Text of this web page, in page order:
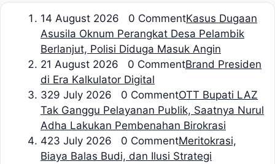
14 August 2026 0 CommentKasus Dugaan
Asusila Oknum Perangkat Desa Pelambik
Berlanjut, Polisi Diduga Masuk Angin
21 August 2026 0 CommentBrand Presiden
di Era Kalkulator Digital
329 July 2026 0 CommentOTT Bupati LAZ
Tak Ganggu Pelayanan Publik, Saatnya Nurul
Adha Lakukan Pembenahan Birokrasi
423 July 2026 0 CommentMeritokrasi,
Biaya Balas Budi, dan Ilusi Strategi